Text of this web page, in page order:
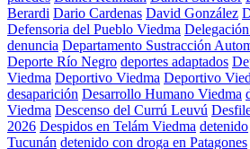
Berardi Dario Cardenas David González
Defensoria del Pueblo Viedma
denuncia Departamento Sustracción
Deporte Río Negro deportes adaptados
Viedma Deportivo Viedma Deportivo
desaparición Desarrollo Humano Viedma
Viedma Descenso del Currú Leuvú
2026 Despidos en Telám Viedma detenido
Tucunán detenido con droga en Patagones